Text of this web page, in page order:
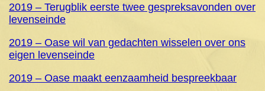
2019 – Terugblik eerste twee gespreksavonden over
levenseinde
2019 – Oase wil van gedachten wisselen over ons
eigen levenseinde
2019 – Oase maakt eenzaamheid bespreekbaar